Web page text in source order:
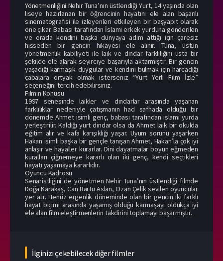
Yönetmenliğini Nehir Tuna’nın üstlendiği Yurt, 14 yaşında olan
liseye hazırlanan bir öğrencinin hayatını ele alan başarılı
sinematografisi ile izleyenleri etkileyen bir başyapıt olarak
öne çıkar. Babası tarafından İslami erkek yurduna gönderilen
ve orada kendini başka dünyaya adım attığı için çaresiz
hisseden bir gencin hikayesi ele alınır. Tuna, üstün
yönetmenlik kabiliyeti ile laik ve dindar farklılığını usta bir
şekilde ele alarak seyirciye başarıyla aktarmıştır. Bir gencin
yaşadığı karmaşık duygular ve kendini bulmak için harcadığı
çabalara ortyak olmak isterseniz “Yurt Yerli Film İzle”
seçeneğini tercih edebilirsiniz.
Filmin Konusu
1997 senesinde laikler ve dindarlar arasında yaşanan
farklılıklar nedeniyle çatışmanın had safhada olduğu bir
dönemde Ahmet isimli genç, babası tarafından islami yurda
yerleştirilir. Kaldığı yurt dindar olsa da Ahmet laik bir okulda
eğitim alır ve kafa karışıklığı yaşar. Uyum sorunu yaşarken
Hakan isimli başka bir gençle tanışan Ahmet, Hakan’la çok iyi
anlaşır ve hayaller kurarlar. Dini dayatmalar boyun eğmeden
kuralları çiğnemeye kararlı olan iki genç, kendi seçtikleri
hayatı yaşamaya kararlıdır.
Oyuncu Kadrosu
Senaristliğini de yönetmen Nehir Tuna’nın üstlendiği filmde
Doğa Karakaş, Can Bartu Aslan, Ozan Çelik sevilen oyuncular
yer alır. Henüz ergenlik döneminde olan bir gencin iki farklı
hayat biçimi arasında yaşamış olduğu karmaşayı oldukça iyi
ele alan film eleştirmenlerin takdirini toplamayı başarmıştır.
İlginizi çekebilecek diğer filmler